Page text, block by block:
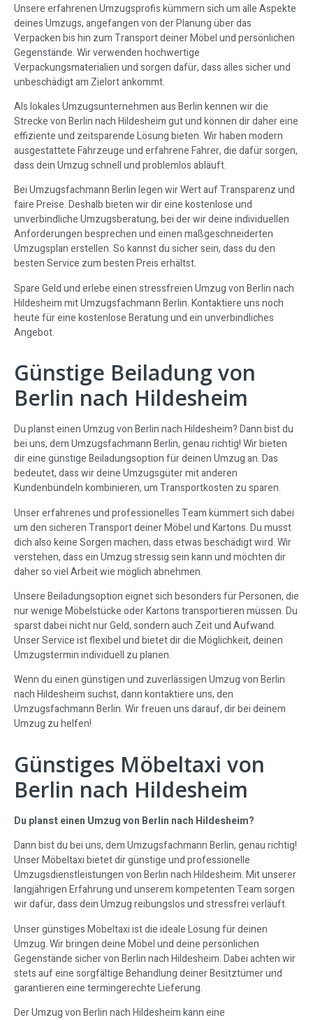
Unsere erfahrenen Umzugsprofis kümmern sich um alle Aspekte
deines Umzugs, angefangen von der Planung über das
Verpacken bis hin zum Transport deiner Möbel und persönlichen
Gegenstände. Wir verwenden hochwertige
Verpackungsmaterialien und sorgen dafür, dass alles sicher und
unbeschädigt am Zielort ankommt.
Als lokales Umzugsunternehmen aus Berlin kennen wir die
Strecke von Berlin nach Hildesheim gut und können dir daher eine
effiziente und zeitsparende Lösung bieten. Wir haben modern
ausgestattete Fahrzeuge und erfahrene Fahrer, die dafür sorgen,
dass dein Umzug schnell und problemlos abläuft.
Bei Umzugsfachmann Berlin legen wir Wert auf Transparenz und
faire Preise. Deshalb bieten wir dir eine kostenlose und
unverbindliche Umzugsberatung, bei der wir deine individuellen
Anforderungen besprechen und einen maßgeschneiderten
Umzugsplan erstellen. So kannst du sicher sein, dass du den
besten Service zum besten Preis erhältst.
Spare Geld und erlebe einen stressfreien Umzug von Berlin nach
Hildesheim mit Umzugsfachmann Berlin. Kontaktiere uns noch
heute für eine kostenlose Beratung und ein unverbindliches
Angebot.
Günstige Beiladung von
Berlin nach Hildesheim
Du planst einen Umzug von Berlin nach Hildesheim? Dann bist du
bei uns, dem Umzugsfachmann Berlin, genau richtig! Wir bieten
dir eine günstige Beiladungsoption für deinen Umzug an. Das
bedeutet, dass wir deine Umzugsgüter mit anderen
Kundenbündeln kombinieren, um Transportkosten zu sparen.
Unser erfahrenes und professionelles Team kümmert sich dabei
um den sicheren Transport deiner Möbel und Kartons. Du musst
dich also keine Sorgen machen, dass etwas beschädigt wird. Wir
verstehen, dass ein Umzug stressig sein kann und möchten dir
daher so viel Arbeit wie möglich abnehmen.
Unsere Beiladungsoption eignet sich besonders für Personen, die
nur wenige Möbelstücke oder Kartons transportieren müssen. Du
sparst dabei nicht nur Geld, sondern auch Zeit und Aufwand.
Unser Service ist flexibel und bietet dir die Möglichkeit, deinen
Umzugstermin individuell zu planen.
Wenn du einen günstigen und zuverlässigen Umzug von Berlin
nach Hildesheim suchst, dann kontaktiere uns, den
Umzugsfachmann Berlin. Wir freuen uns darauf, dir bei deinem
Umzug zu helfen!
Günstiges Möbeltaxi von
Berlin nach Hildesheim
Du planst einen Umzug von Berlin nach Hildesheim?
Dann bist du bei uns, dem Umzugsfachmann Berlin, genau richtig!
Unser Möbeltaxi bietet dir günstige und professionelle
Umzugsdienstleistungen von Berlin nach Hildesheim. Mit unserer
langjährigen Erfahrung und unserem kompetenten Team sorgen
wir dafür, dass dein Umzug reibungslos und stressfrei verläuft.
Unser günstiges Möbeltaxi ist die ideale Lösung für deinen
Umzug. Wir bringen deine Möbel und deine persönlichen
Gegenstände sicher von Berlin nach Hildesheim. Dabei achten wir
stets auf eine sorgfältige Behandlung deiner Besitztümer und
garantieren eine termingerechte Lieferung.
Der Umzug von Berlin nach Hildesheim kann eine